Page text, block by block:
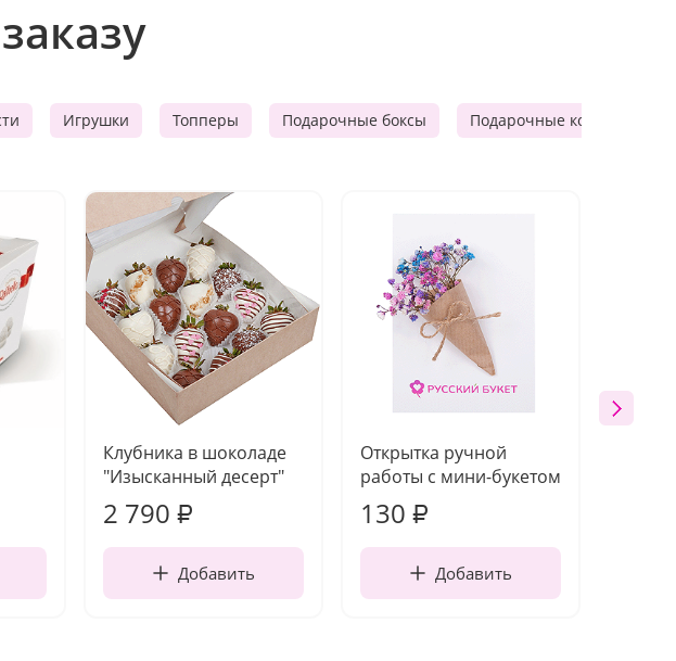
Игрушки Топперы Подарочные боксы Подарочные корзины
Клубника в шоколаде
"Изысканный десерт"
2 790 ₽
Добавить
Открытка ручной
работы с мини-букетом
130 ₽
Добавить